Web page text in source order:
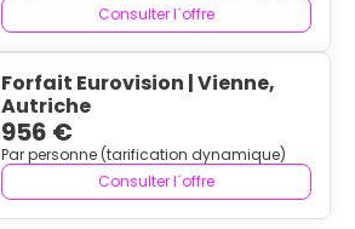
Consulter l´offre
Forfait Eurovision | Vienne,
Autriche
956 €
Par personne (tarification dynamique)
Consulter l´offre